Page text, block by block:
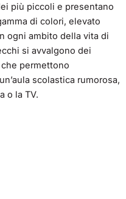
più piccoli e presentano
di colori, elevato
ogni ambito della vita di
si avvalgono dei
permettono
scolastica rumorosa,
o la TV.